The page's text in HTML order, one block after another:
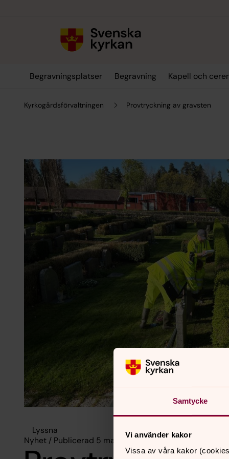
Samtycke
Vi använder kakor
Vissa av våra kakor
Begravningsplatser Begravning Kapell och
Kyrkogårdsförvaltningen Provtryckning av gravsten
Lyssna
Nyhet / Publicerad 5 maj 2025